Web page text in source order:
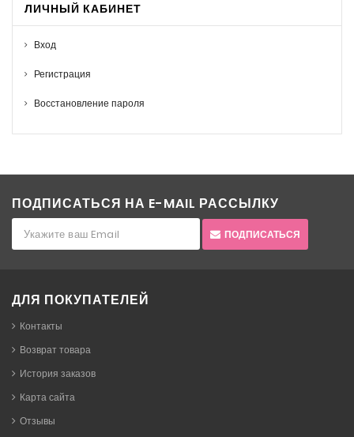
ЛИЧНЫЙ КАБИНЕТ
Вход
Регистрация
Восстановление пароля
ПОДПИСАТЬСЯ НА E-MAIL РАССЫЛКУ
ПОДПИСАТЬСЯ
ДЛЯ ПОКУПАТЕЛЕЙ
Контакты
Возврат товара
История заказов
Карта сайта
Отзывы